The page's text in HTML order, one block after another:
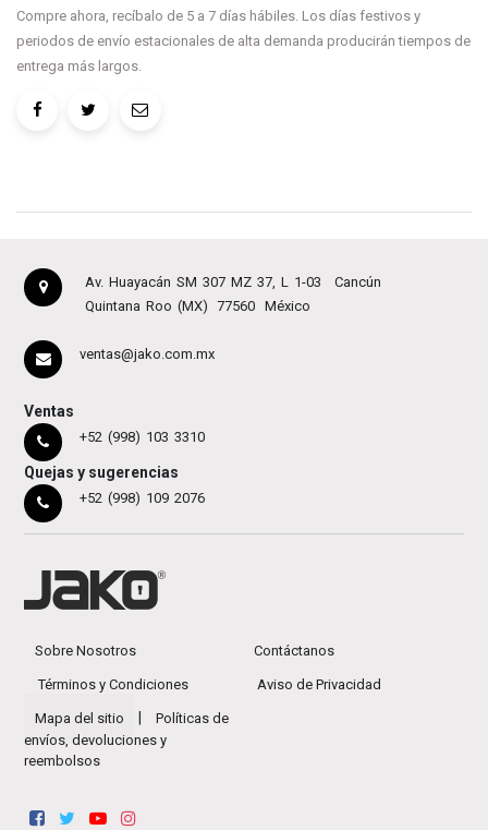
Compre ahora, recíbalo de 5 a 7 días hábiles. Los días festivos y
periodos de envío estacionales de alta demanda producirán tiempos de
entrega más largos.
Av. Huayacán SM 307 MZ 37, L 1-03
Cancún
Quintana Roo (MX)
77560 México
ventas@jako.com.mx
Ventas
+52 (998) 103 3310
Quejas y sugerencias
+52 (998) 109 2076
Sobre Nosotros Contáctanos
Términos y Condiciones Aviso de Privacidad
Mapa del sitio
Políticas de
envíos, devoluciones y
reembolsos